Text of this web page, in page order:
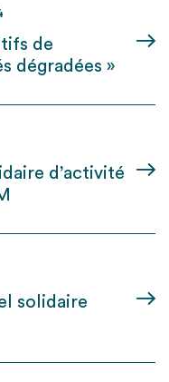
de
dégradées »
d’activité
solidaire